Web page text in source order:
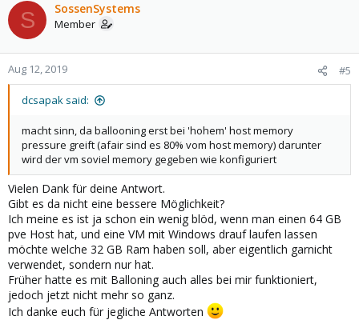
S SossenSystems
Member
Aug 12, 2019 #5
dcsapak said:
macht sinn, da ballooning erst bei 'hohem' host memory
pressure greift (afair sind es 80% vom host memory) darunter
wird der vm soviel memory gegeben wie konfiguriert
Vielen Dank für deine Antwort.
Gibt es da nicht eine bessere Möglichkeit?
Ich meine es ist ja schon ein wenig blöd, wenn man einen 64 GB
pve Host hat, und eine VM mit Windows drauf laufen lassen
möchte welche 32 GB Ram haben soll, aber eigentlich garnicht
verwendet, sondern nur hat.
Früher hatte es mit Balloning auch alles bei mir funktioniert,
jedoch jetzt nicht mehr so ganz.
Ich danke euch für jegliche Antworten